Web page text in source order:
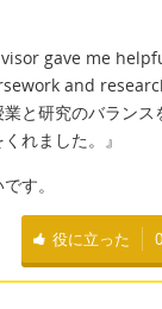
gave me
and
業と研究のバラン
くれました。』
す。
役に立った 0